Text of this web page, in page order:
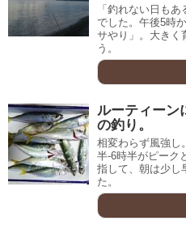
「釣れない日も
でした。午後5時
サやり」。大きく
う。
ルーティーン
の釣り。
相変わらず風強し
半-6時半がピーク
指して、朝は少し
た。